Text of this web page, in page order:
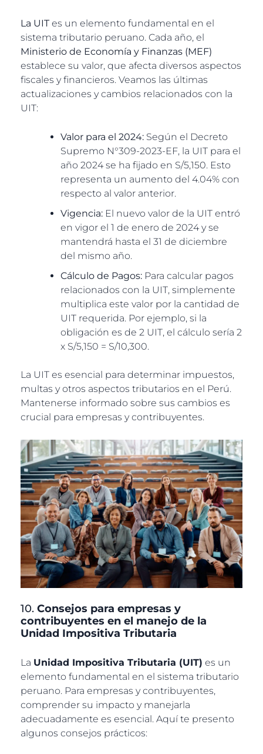
La UITes un elemento fundamental en el
sistema tributario peruano. Cada año, el
Ministerio de Economía y Finanzas (MEF)
establece su valor, que afecta diversos aspectos
fiscales y financieros. Veamos las últimas
actualizaciones y cambios relacionados con la
UIT:
Valor para el 2024: Según el Decreto
Supremo N°309-2023-EF, la UIT para el
año 2024 se ha fijado en S/5,150. Esto
representa un aumento del 4.04% con
respecto al valor anterior.
Vigencia: El nuevo valor de la UIT entró
en vigor el 1 de enero de 2024 y se
mantendrá hasta el 31 de diciembre
del mismo año.
Cálculo de Pagos: Para calcular pagos
relacionados con la UIT, simplemente
multiplica este valor por la cantidad de
UIT requerida. Por ejemplo, si la
obligación es de 2 UIT, el cálculo sería 2
x S/5,150 = S/10,300.
La UIT es esencial para determinar impuestos,
multas y otros aspectos tributarios en el Perú.
Mantenerse informado sobre sus cambios es
crucial para empresas y contribuyentes.
10. Consejos para empresas y
contribuyentes en el manejo de la
Unidad Impositiva Tributaria
La Unidad Impositiva Tributaria (UIT) es un
elemento fundamental en el sistema tributario
peruano. Para empresas y contribuyentes,
comprender su impacto y manejarla
adecuadamente es esencial. Aquí te presento
algunos consejos prácticos: